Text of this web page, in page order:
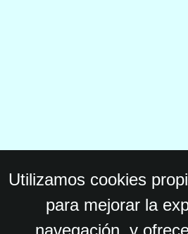
Utilizamos cookies
para mejorar la
navegación, y